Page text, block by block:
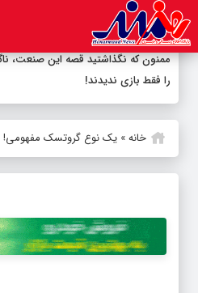
ممنون که نگذاشتید قصه این صنعت،
را فقط بازی ندیدند!
خانه» یک نوع گروتسک مفهومی!